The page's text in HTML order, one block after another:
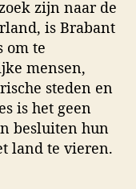
zijn naar de
is Brabant
om te
mensen,
steden en
is het geen
besluiten hun
land te vieren.